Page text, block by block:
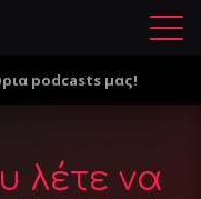
Μ
ο
podcasts μας!
λέτε να